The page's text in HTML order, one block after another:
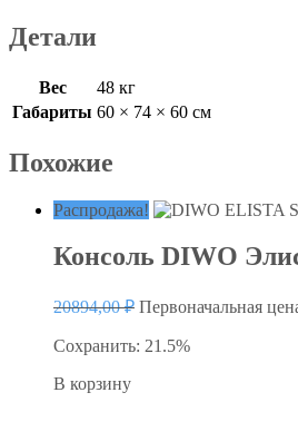
Детали
Вес
48 кг
Габариты 60 × 74 × 60 см
Похожие
Распродажа!
Консоль DIWO
20894,00₽ Первоначальная
Сохранить: 21.5%
В корзину